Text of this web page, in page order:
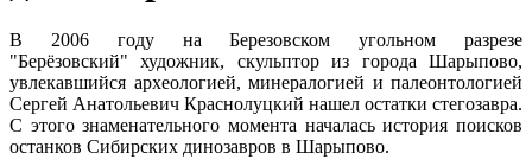
В 2006 году на Березовском угольном разрезе
"Берёзовский" художник, скульптор из города Шарыпово,
увлекавшийся археологией, минералогией и палеонтологией
Сергей Анатольевич Краснолуцкий нашел остатки стегозавра.
С этого знаменательного момента началась история поисков
останков Сибирских динозавров в Шарыпово.